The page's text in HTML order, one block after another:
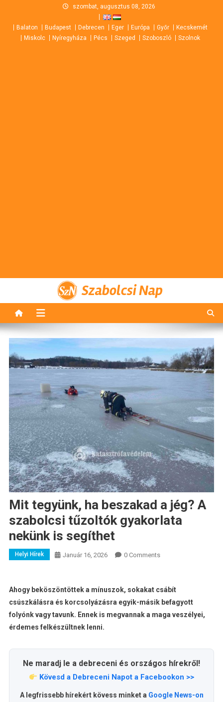
content
szombat, augusztus 08, 2026
Balaton Budapest Debrecen Eger Európa Győr
Kecskemét
Miskolc
Nyíregyháza Pécs Szeged Szoboszló Szolnok
Szabolcsi Nap
Mit tegyünk, ha beszakad a jég? A
szabolcsi tűzoltók gyakorlata
nekünk is segíthet
Helyi Hírek Január 16, 2026 0 Comments
Ahogy beköszöntöttek a mínuszok, sokakat csábít
csúszkálásra és korcsolyázásra egyik-másik befagyott
folyónk vagy tavunk. Ennek is megvannak a maga veszélyei,
érdemes felkészültnek lenni.
Ne maradj le a debreceni és országos hírekről!
Kövesd a Debreceni Napot a Facebookon >>
A legfrissebb hírekért kövess minket a Google News-on